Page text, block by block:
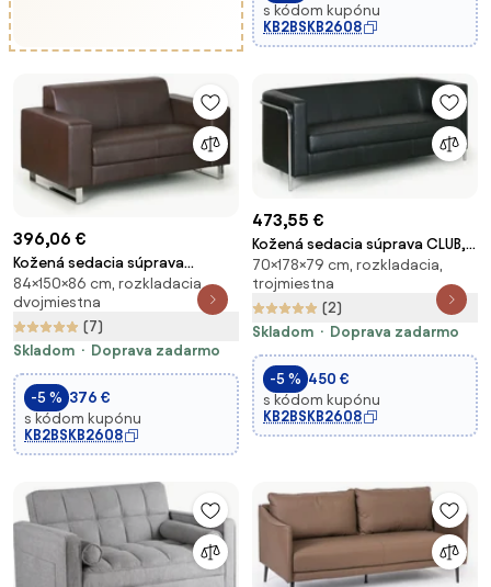
s kódom kupónu
KB2BSKB2608
396,06 €
Kožená sedacia súprava
PRIMATOR, dvojmiestna, hnedá
84×150×86 cm, rozkladacia,
dvojmiestna
(7)
Skladom
Doprava zadarmo
-5 % 376 €
s kódom kupónu
KB2BSKB2608
473,55 €
Kožená sedacia súprava CLUB,
trojmiestna, čierna
70×178×79 cm, rozkladacia,
trojmiestna
(2)
Skladom
Doprava zadarmo
-5 % 450 €
s kódom kupónu
KB2BSKB2608